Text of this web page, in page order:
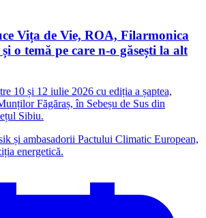
Vița de Vie, ROA, Filarmonica
o temă pe care n-o găsești la alt
10 și 12 iulie 2026 cu ediția a șaptea,
Făgăraș, în Sebeșu de Sus din
Sibiu.